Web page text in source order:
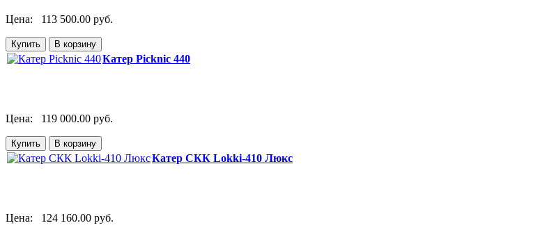
Цена: 113 500.00 руб.
Катер Picknic 440
Цена: 119 000.00 руб.
Катер СКК Lokki-410 Люкс
Цена: 124 160.00 руб.